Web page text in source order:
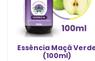
Essência Maçã
(100ml)